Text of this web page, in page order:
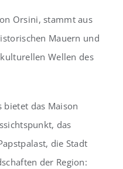
Orsini, stammt aus
Mauern und
Wellen des
bietet das Maison
das
die Stadt
der Region: